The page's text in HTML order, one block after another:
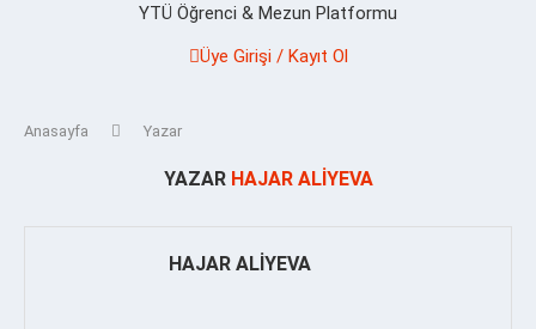
YTÜ Öğrenci & Mezun Platformu
Üye Girişi / Kayıt Ol
Anasayfa Yazar
YAZAR HAJAR ALIYEVA
HAJAR ALIYEVA